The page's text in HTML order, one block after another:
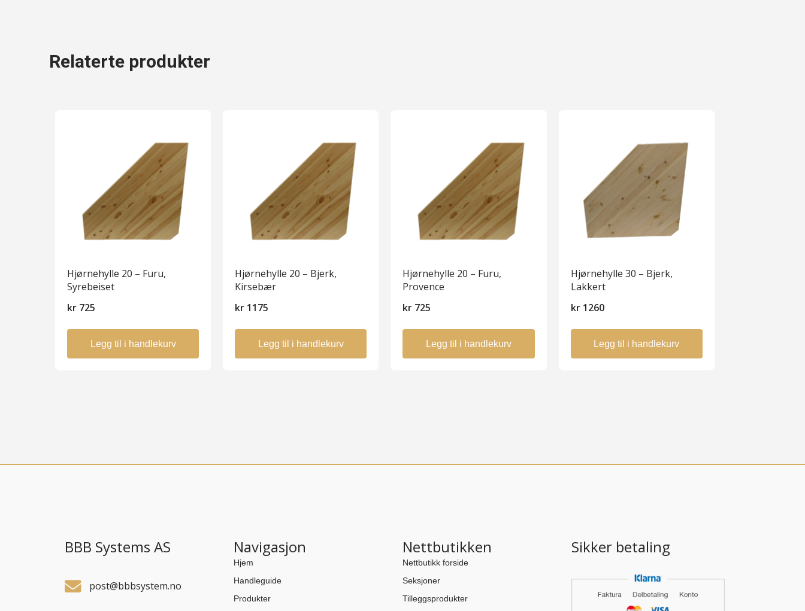
Relaterte produkter
Hjørnehylle 20 – Furu,
Syrebeiset
kr 725
Legg til i handlekurv
Hjørnehylle 20 – Bjerk,
Kirsebær
kr 1175
Legg til i handlekurv
Hjørnehylle 20 – Furu,
Provence
kr 725
Legg til i handlekurv
Hjørnehylle 30 – Bjerk,
Lakkert
kr1260
Legg til i handlekurv
BBB Systems AS
post@bbbsystem.no
Navigasjon
Hjem
Handleguide
Produkter
Nettbutikken
Nettbutikk forside
Seksjoner
Tilleggsprodukter
Sikker betaling